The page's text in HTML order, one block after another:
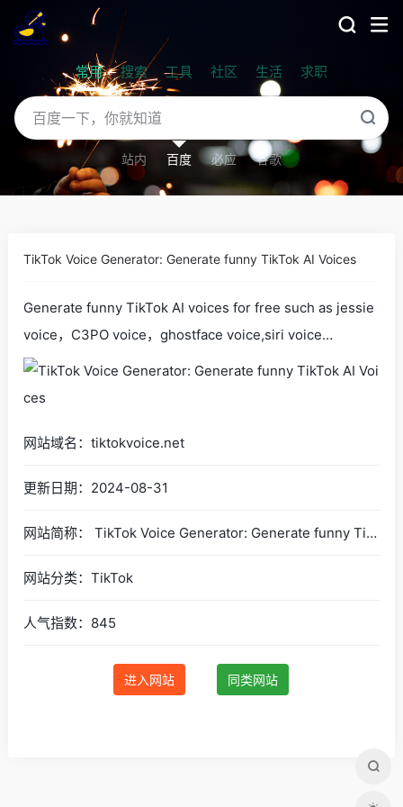
常用 搜索 工具 社区 生活 求职
站内 百度 必应 谷歌
TikTok Voice Generator: Generate funny TikTok AI Voices
Generate funny TikTok AI voices for free such as jessie
voice，C3PO voice，ghostface voice,siri voice…
网站域名：tiktokvoice.net
更新日期：2024-08-31
网站简称： TikTok Voice Generator: Generate funny TikTok AI Voices
网站分类：TikTok
人气指数：845
进入网站 同类网站